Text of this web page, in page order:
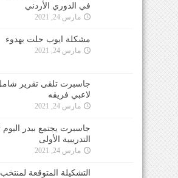
في الدوري الأردني
مارس 24, 2021
مشكلة ايوب حلت بهدوء
مارس 24, 2021
جاسبرت تلقى تقرير
لاعبي فريقه
مارس 24, 2021
جاسبرت يجتمع ببدر
التدريبية الأولى
مارس 24, 2021
التشكيلة المتوقعة